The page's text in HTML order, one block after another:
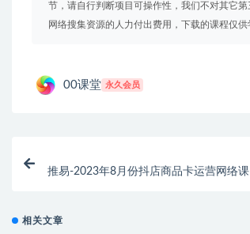
节，请自行判断项目可操作性，我们不对其它
网络搜集资源的人力付出费用，下载的课程仅供
00课堂 永久会员
推易-2023年8月份抖店商品卡运营网络
相关文章